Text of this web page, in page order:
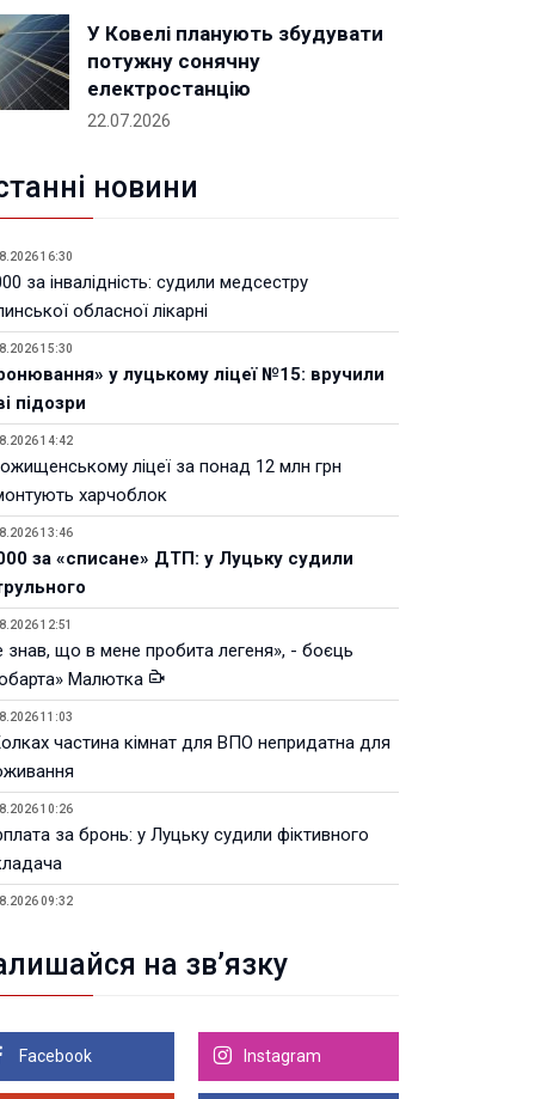
У Ковелі планують збудувати
потужну сонячну
електростанцію
22.07.2026
новини
16:30
за інвалідність: судили медсестру
обласної лікарні
15:30
у луцькому ліцеї №15: вручили
підозри
14:42
ліцеї за понад 12 млн грн
харчоблок
13:46
за «списане» ДТП: у Луцьку судили
12:51
знав, що в мене пробита легеня», - боєць
Малютка
11:03
частина кімнат для ВПО непридатна для
10:26
за бронь: у Луцьку судили фіктивного
09:32
21:18
телеоб'єктивів Sigma Sports та Sony G-
21:00
на 99,9% готовий новий Державний
на зв’язку
Facebook Instagram